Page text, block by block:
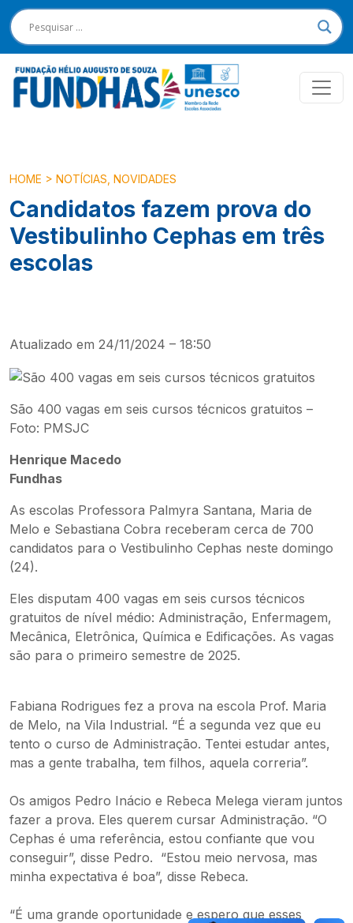
HOME > NOTÍCIAS NOVIDADES
Candidatos fazem prova do
Vestibulinho Cephas em três
escolas
Atualizado em 24/11/2024 – 18:50
São 400 vagas em seis cursos técnicos gratuitos –
Foto: PMSJC
Henrique Macedo
Fundhas
As escolas Professora Palmyra Santana, Maria de
Melo e Sebastiana Cobra receberam cerca de 700
candidatos para o Vestibulinho Cephas neste domingo
(24).
Eles disputam 400 vagas em seis cursos técnicos
gratuitos de nível médio: Administração, Enfermagem,
Mecânica, Eletrônica, Química e Edificações. As vagas
são para o primeiro semestre de 2025.
Fabiana Rodrigues fez a prova na escola Prof. Maria
de Melo, na Vila Industrial. “É a segunda vez que eu
tento o curso de Administração. Tentei estudar antes,
mas a gente trabalha, tem filhos, aquela correria”.
Os amigos Pedro Inácio e Rebeca Melega vieram juntos
fazer a prova. Eles querem cursar Administração. “O
Cephas é uma referência, estou confiante que vou
conseguir”, disse Pedro. “Estou meio nervosa, mas
minha expectativa é boa”, disse Rebeca.
“É uma grande oportunidade e espero que esses